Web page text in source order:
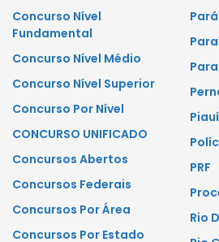
Concurso Nível
Fundamental
Concurso Nível Médio
Concurso Nível Superior
Concurso Por Nível
CONCURSO UNIFICADO
Concursos Abertos
Concursos Federais
Concursos Por Área
Concursos Por Estado
Pará
Piauí
PRF
Rio